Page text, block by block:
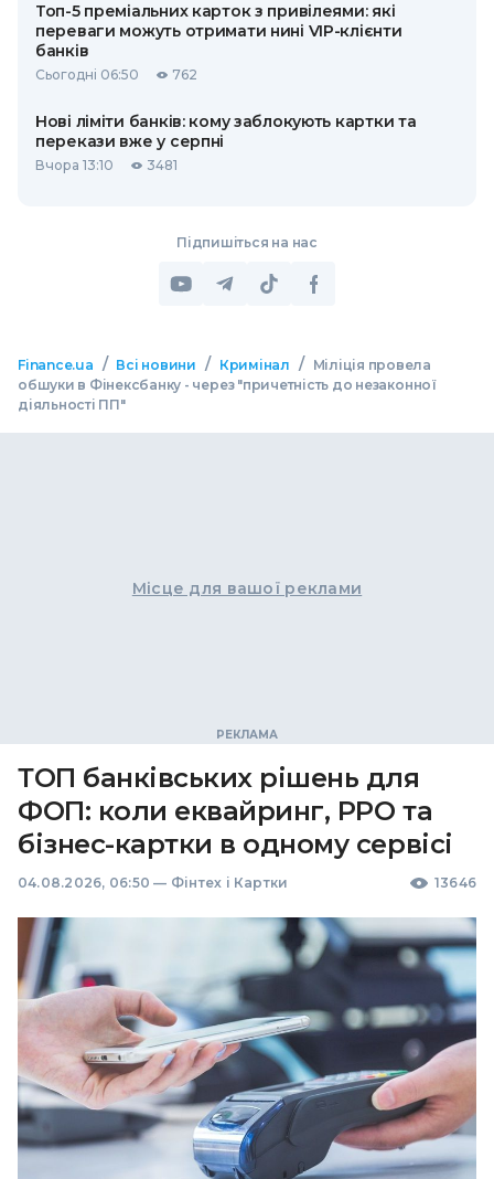
Топ-5 преміальних карток з привілеями: які
переваги можуть отримати нині VIP-клієнти
банків
Сьогодні 06:50 762
Нові ліміти банків: кому заблокують картки та
перекази вже у серпні
Вчора 13:10 3481
Підпишіться на нас
Finance.ua / Всі новини / Кримінал /
Міліція провела
обшуки в Фінексбанку - через "причетність до незаконної
діяльності ПП"
Місце для вашої реклами
ТОП банківських рішень для
ФОП: коли еквайринг, РРО та
бізнес-картки в одному сервісі
04.08.2026, 06:50 — Фінтех і Картки 13646